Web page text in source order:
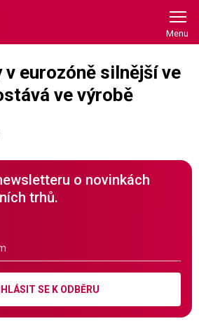
eurozóně silnější ve
ve výrobě
o novinkách
trhů.
SE K ODBĚRU